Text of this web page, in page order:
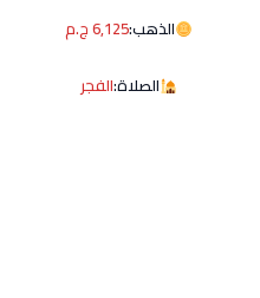
الذهب:6,125 ج.م
الصلاة:الفجر